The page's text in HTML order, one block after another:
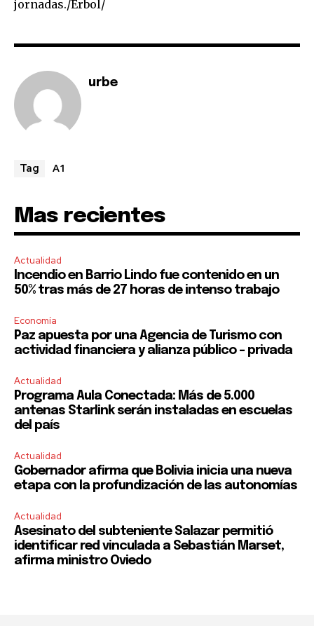
jornadas./Erbol/
urbe
Tag A1
Mas recientes
Actualidad
Incendio en Barrio Lindo fue contenido en un
50% tras más de 27 horas de intenso trabajo
Economía
Paz apuesta por una Agencia de Turismo con
actividad financiera y alianza público – privada
Actualidad
Programa Aula Conectada: Más de 5.000
antenas Starlink serán instaladas en escuelas
del país
Actualidad
Gobernador afirma que Bolivia inicia una nueva
etapa con la profundización de las autonomías
Actualidad
Asesinato del subteniente Salazar permitió
identificar red vinculada a Sebastián Marset,
afirma ministro Oviedo